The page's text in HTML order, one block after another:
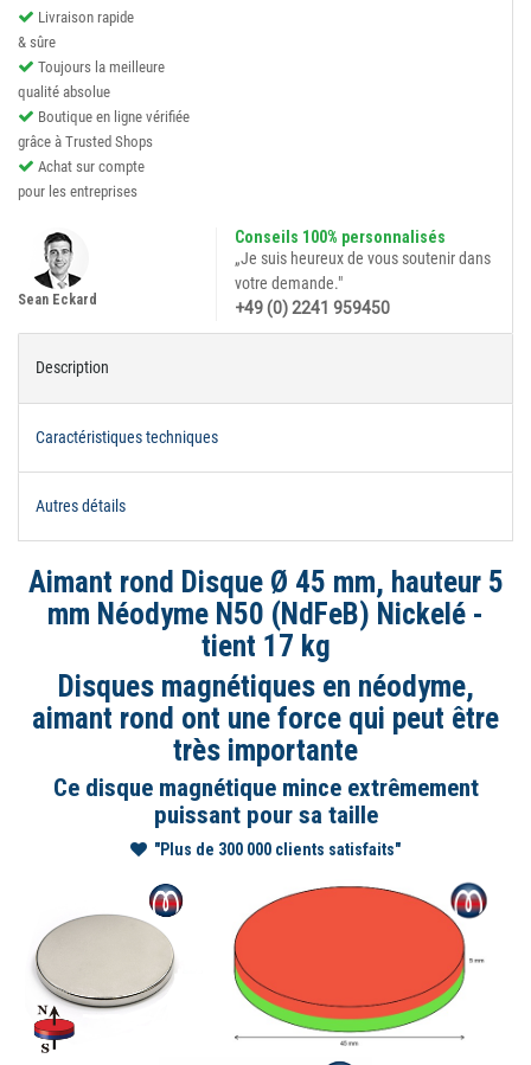
Livraison rapide
& sûre
Toujours la meilleure
qualité absolue
Boutique en ligne vérifiée
grâce à Trusted Shops
Achat sur compte
pour les entreprises
Conseils 100% personnalisés
„Je suis heureux de vous soutenir dans
votre demande."
+49 (0) 2241 959450
Sean Eckard
Description
Caractéristiques techniques
Autres détails
Aimant rond Disque Ø 45 mm, hauteur 5
mm Néodyme N50 (NdFeB) Nickelé -
tient 17 kg
Disques magnétiques en néodyme,
aimant rond ont une force qui peut être
très importante
Ce disque magnétique mince extrêmement
puissant pour sa taille
"Plus de 300 000 clients satisfaits"